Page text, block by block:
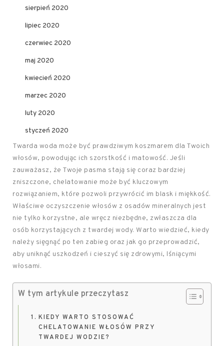
sierpień 2020
lipiec 2020
czerwiec 2020
maj 2020
kwiecień 2020
marzec 2020
luty 2020
styczeń 2020
Twarda woda może być prawdziwym koszmarem dla Twoich
włosów, powodując ich szorstkość i matowość. Jeśli
zauważasz, że Twoje pasma stają się coraz bardziej
zniszczone, chelatowanie może być kluczowym
rozwiązaniem, które pozwoli przywrócić im blask i miękkość.
Właściwe oczyszczenie włosów z osadów mineralnych jest
nie tylko korzystne, ale wręcz niezbędne, zwłaszcza dla
osób korzystających z twardej wody. Warto wiedzieć, kiedy
należy sięgnąć po ten zabieg oraz jak go przeprowadzić,
aby uniknąć uszkodzeń i cieszyć się zdrowymi, lśniącymi
włosami.
W tym artykule przeczytasz
KIEDY WARTO STOSOWAĆ
CHELATOWANIE WŁOSÓW PRZY
TWARDEJ WODZIE?